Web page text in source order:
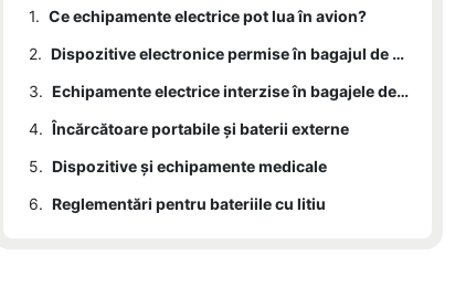
1. Ce echipamente electrice pot lua în avion?
2.
Dispozitive electronice permise în bagajul de mână
3.
Echipamente electrice interzise în bagajele de mână
4. Încărcătoare portabile și baterii externe
5. Dispozitive și echipamente medicale
6. Reglementări pentru bateriile cu litiu